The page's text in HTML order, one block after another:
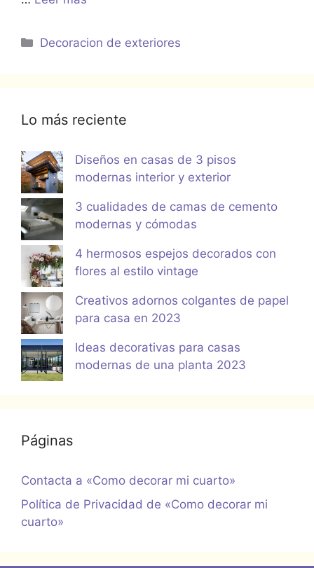
Categorías
Decoracion de exteriores
Lo más reciente
Diseños en casas de 3 pisos
modernas interior y exterior
3 cualidades de camas de cemento
modernas y cómodas
4 hermosos espejos decorados con
flores al estilo vintage
Creativos adornos colgantes de papel
para casa en 2023
Ideas decorativas para casas
modernas de una planta 2023
Páginas
Contacta a «Como decorar mi cuarto»
Política de Privacidad de «Como decorar mi
cuarto»